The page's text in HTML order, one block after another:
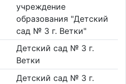
учреждение
образования "Детский
сад № 3 г. Ветки"
Детский сад № 3 г.
Ветки
Детский сад № 3 г.